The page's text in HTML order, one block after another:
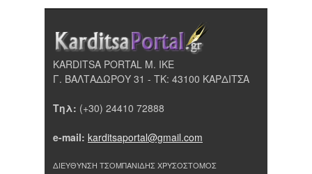
KARDITSA PORTAL Μ. ΙΚΕ
Γ. ΒΑΛΤΑΔΩΡΟΥ 31 - ΤΚ: 43100 ΚΑΡΔΙΤΣΑ
Τηλ: (+30) 24410 72888
e-mail: karditsaportal@gmail.com
ΔΙΕΥΘΥΝΣΗ ΤΣΟΜΠΑΝΙΔΗΣ ΧΡΥΣΟΣΤΟΜΟΣ